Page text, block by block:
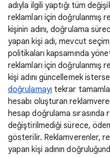
adıyla ilgili yaptığı tüm
reklamları için doğrulanmış
kişinin adını, doğrulama
yapan kişi adı, mevcut
politikaları kapsamında
reklamları için doğrulanmış
kişi adını güncellemek
doğrulamayı tekrar
hesabı oluşturan
hesap doğrulama sırasında
değiştirilmediği sürece,
gösterilir. Reklamverenler,
yapan kişi adının